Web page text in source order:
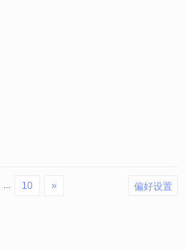
... 10 » 偏好设置